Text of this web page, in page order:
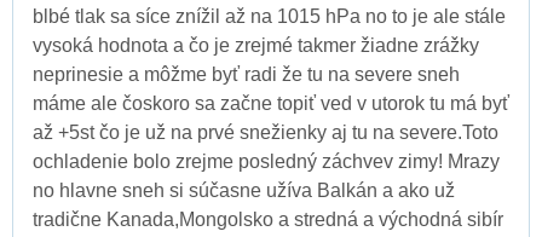
blbé tlak sa síce znížil až na 1015 hPa no to je ale stále
vysoká hodnota a čo je zrejmé takmer žiadne zrážky
neprinesie a môžme byť radi že tu na severe sneh
máme ale čoskoro sa začne topiť ved v utorok tu má byť
až +5st čo je už na prvé snežienky aj tu na severe.Toto
ochladenie bolo zrejme posledný záchvev zimy! Mrazy
no hlavne sneh si súčasne užíva Balkán a ako už
tradične Kanada,Mongolsko a stredná a východná sibír